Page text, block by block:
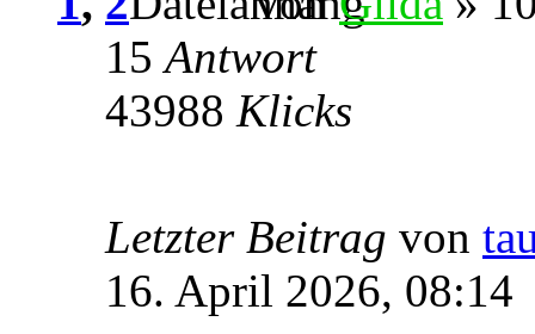
15Antwort
43988 Klicks
Letzter Beitrag von
16. April 2026, 08:14